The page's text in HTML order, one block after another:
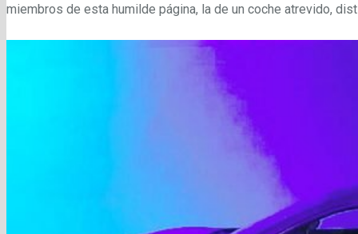
miembros de esta humilde página, la de un coche atrevido,